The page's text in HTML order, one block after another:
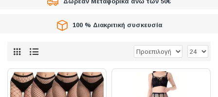
Ερωτικά
Είδη
100 % Διακριτική συσκευσία